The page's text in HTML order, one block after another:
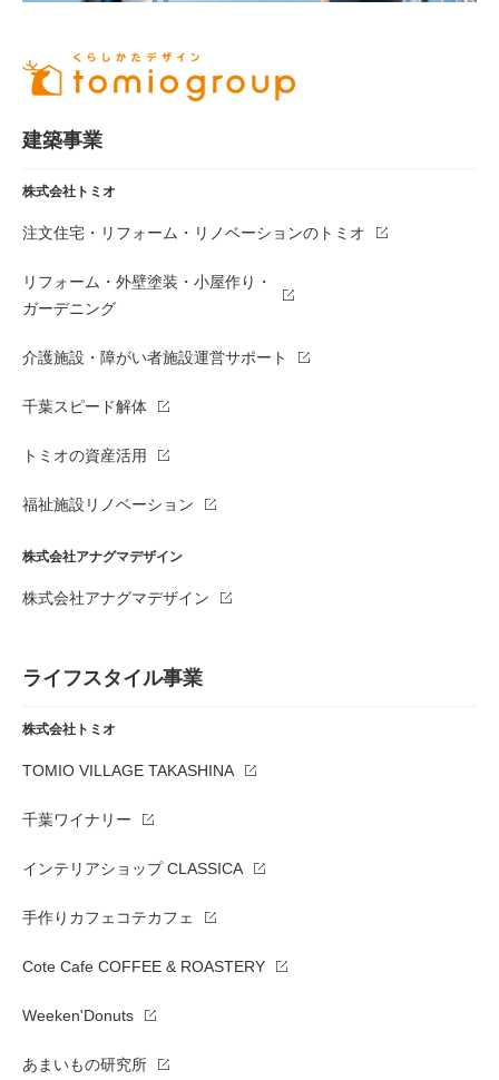
建築事業
株式会社トミオ
注文住宅・リフォーム・リノベーションのトミオ
リフォーム・外壁塗装・小屋作り・
ガーデニング
介護施設・障がい者施設運営サポート
千葉スピード解体
トミオの資産活用
福祉施設リノベーション
株式会社アナグマデザイン
株式会社アナグマデザイン
ライフスタイル事業
株式会社トミオ
TOMIO VILLAGE TAKASHINA
千葉ワイナリー
インテリアショップ CLASSICA
手作りカフェコテカフェ
Cote Cafe COFFEE & ROASTERY
Weeken'Donuts
あまいもの研究所